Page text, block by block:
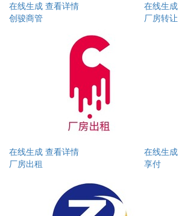
在线生成 查看详情
创骏商管
在线生成
厂房转让
在线生成 查看详情
厂房出租
在线生成
享付